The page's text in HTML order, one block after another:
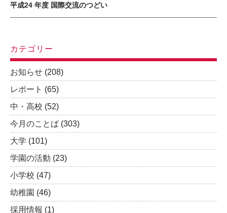
平成24 年度 国際交流のつどい
カテゴリー
お知らせ (208)
レポート (65)
中・高校 (52)
今月のことば (303)
大学 (101)
学園の活動 (23)
小学校 (47)
幼稚園 (46)
採用情報 (1)